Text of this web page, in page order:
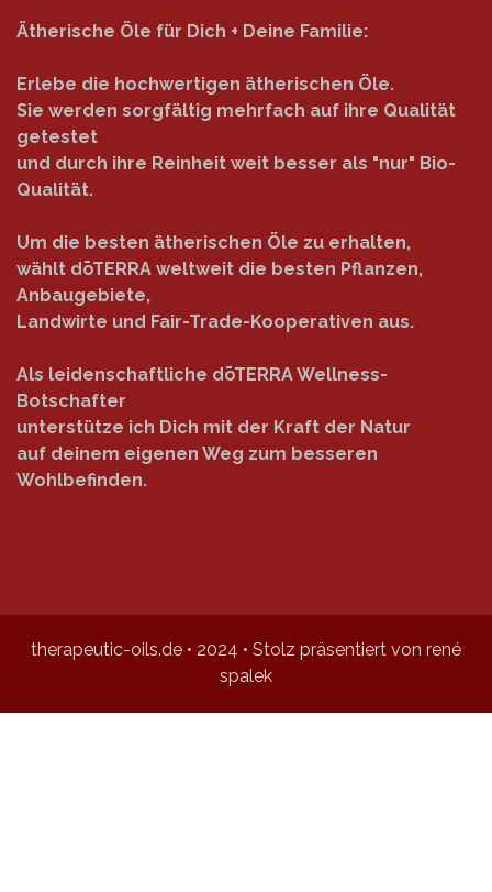
Ätherische Öle für Dich + Deine Familie:
Erlebe die hochwertigen ätherischen Öle.
Sie werden sorgfältig mehrfach auf ihre Qualität
getestet
und durch ihre Reinheit weit besser als "nur" Bio-
Qualität.
Um die besten ätherischen Öle zu erhalten,
wählt dōTERRA weltweit die besten Pflanzen,
Anbaugebiete,
Landwirte und Fair-Trade-Kooperativen aus.
Als leidenschaftliche dōTERRA Wellness-
Botschafter
unterstütze ich Dich mit der Kraft der Natur
auf deinem eigenen Weg zum besseren
Wohlbefinden.
therapeutic-oils.de • 2024 • Stolz präsentiert von rené
spalek